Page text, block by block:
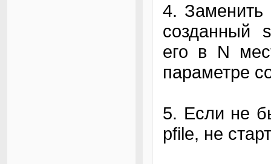
4. Заменить
созданный
его в N
параметре
5. Если не
pfile, не